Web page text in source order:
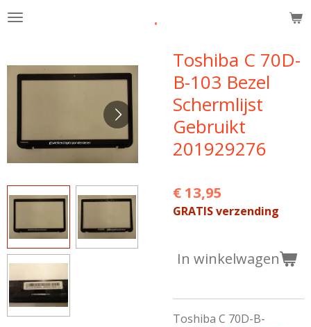
Ga
de
hoofdinhoud
.
Toshiba C 70D-
B-103 Bezel
Schermlijst
Gebruikt
201929276
€ 13,95
GRATIS verzending
In winkelwagen
Toshiba C 70D-B-